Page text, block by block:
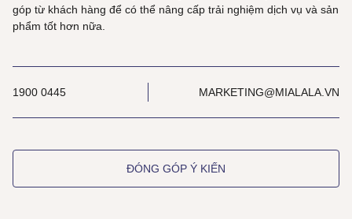
góp từ khách hàng để có thể nâng cấp trải nghiệm dịch vụ và sản
phẩm tốt hơn nữa.
1900 0445 MARKETING@MIALALA.VN
ĐÓNG GÓP Ý KIẾN